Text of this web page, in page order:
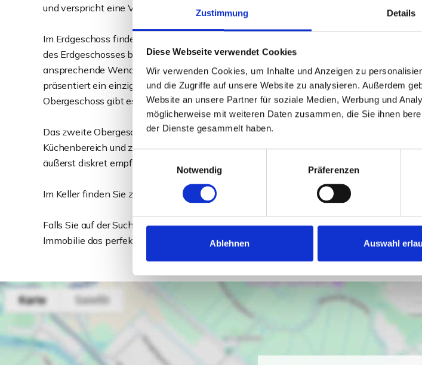
Zustimmung Details
Diese Webseite verwendet Cookies
Wir verwenden Cookies, um Inhalte und Anzeigen zu
und die Zugriffe auf unsere Website zu analysieren. Außerdem
Website an unsere Partner für soziale Medien, Werbung und
möglicherweise mit weiteren Daten zusammen, die Sie ihnen
der Dienste gesammelt haben.
Notwendig
Präferenzen
Ablehnen Auswahl
und verspricht eine Vielzahl von Möglichkeiten zur Umsetzung Ihrer Ideen.
Im Erdgeschoss finden Sie derzeit drei Büros sowie eine Küche, einen Server- und
des Erdgeschosses befindet sich der Empfangsbereich mit einer offenen Galerie zum
ansprechende Wendeltreppe führt Sie in den offenen Arbeitsbereich im ersten
präsentiert ein einzigartiges Flair und eignet sich hervorragend als Bürofläche oder
Obergeschoss gibt es außerdem einen abgetrennten Büroraum.
Das zweite Obergeschoss bietet zwei großzügige Chefbüros/Besprechungsräume, einen
Küchenbereich und zwei Abstellräume. Durch einen separaten Zugang zur obersten
äußerst diskret empfangen werden.
Im Keller finden Sie zudem zwei WC-Anlagen für Mitarbeiter und Kunden.
Falls Sie auf der Suche nach einer außergewöhnlichen Fläche für Ihr Gewerbe sind,
Immobilie das perfekte Angebot gefunden!